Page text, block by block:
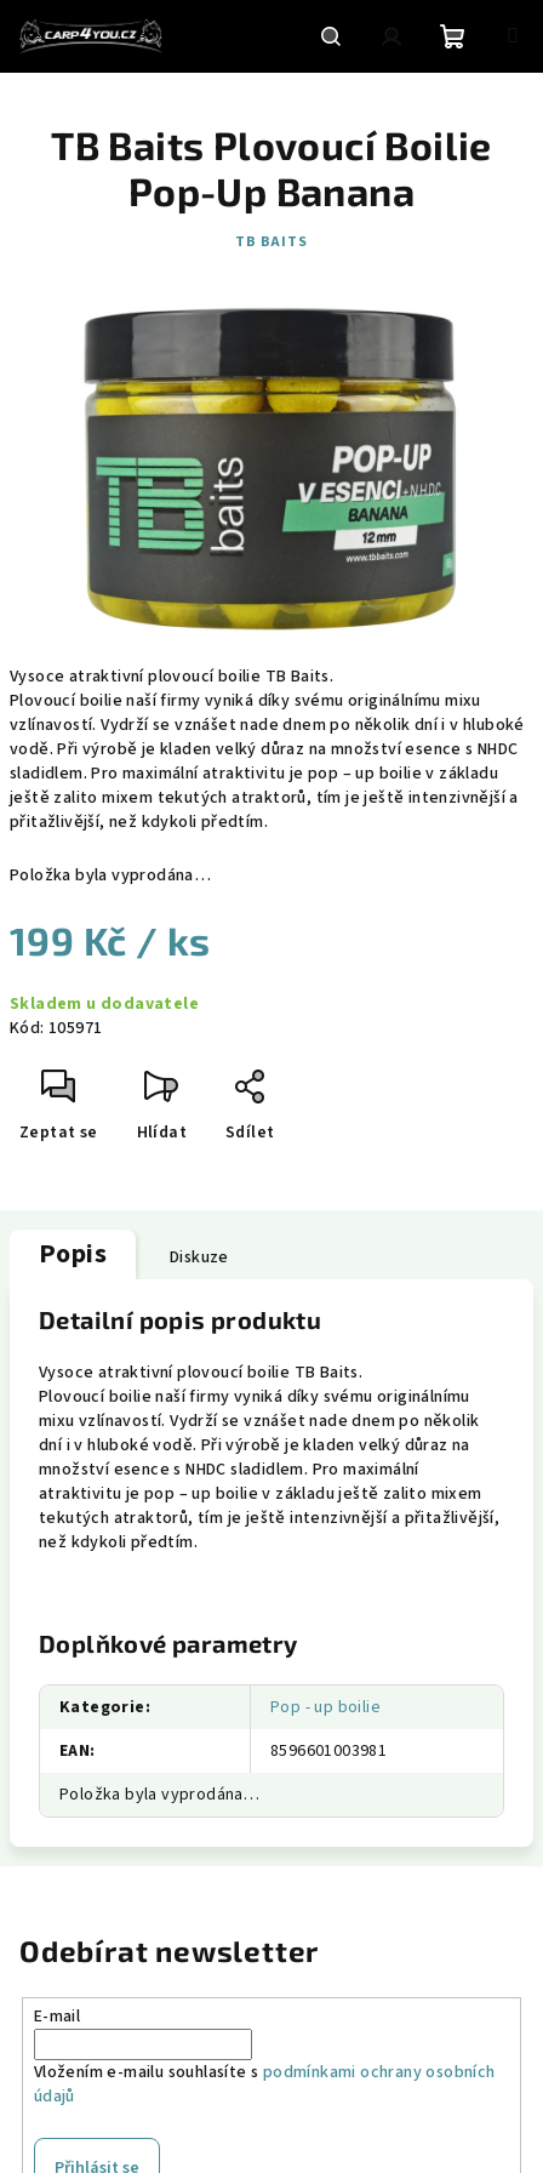
obsah
HledatPřihlášeníNákupní
košík
Vysoce atraktivní plovoucí boilie TB Baits.
Plovoucí boilie naší firmy vyniká díky svému originálnímu mixu
vzlínavostí. Vydrží se vznášet nade dnem po několik dní i v hluboké
vodě. Při výrobě je kladen velký důraz na množství esence s NHDC
sladidlem. Pro maximální atraktivitu je pop – up boilie v základu
ještě zalito mixem tekutých atraktorů, tím je ještě intenzivnější a
přitažlivější, než kdykoli předtím.
Položka byla vyprodána…
199 Kč / ks
cena:
Skladem u dodavatele
Kód: 105971
Zeptat se Hlídat Sdílet
TB Baits Plovoucí Boilie
Pop-Up Banana
TB BAITS
Popis Diskuze
Detailní popis produktu
Vysoce atraktivní plovoucí boilie TB Baits.
Plovoucí boilie naší firmy vyniká díky svému originálnímu
mixu vzlínavostí. Vydrží se vznášet nade dnem po několik
dní i v hluboké vodě. Při výrobě je kladen velký důraz na
množství esence s NHDC sladidlem. Pro maximální
atraktivitu je pop – up boilie v základu ještě zalito mixem
tekutých atraktorů, tím je ještě intenzivnější a přitažlivější,
než kdykoli předtím.
Doplňkové parametry
Kategorie:
Pop - up boilie
EAN:
8596601003981
Položka byla vyprodána…
Odebírat newsletter
E-mail
Vložením e-mailu souhlasíte s podmínkami ochrany osobních
údajů
Přihlásit se